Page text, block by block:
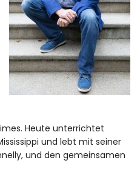
Heute unterrichtet
und lebt mit seiner
und den gemeinsamen